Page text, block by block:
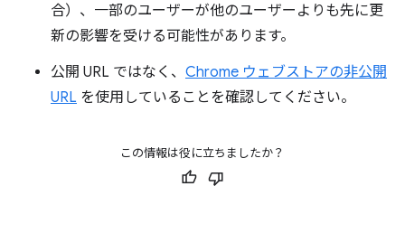
合）、一部のユーザーが他のユーザーよりも先に更
新の影響を受ける可能性があります。
公開 URL ではなく、 Chrome ウェブストアの非公開
URL を使用していることを確認してください。
この情報は役に立ちましたか？